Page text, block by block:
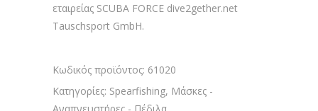
εταιρείας SCUBA FORCE dive2gether.net
Tauschsport GmbH.
Κωδικός προϊόντος: 61020
Κατηγορίες: Spearfishing, Μάσκες -
Αναπνευστήρες - Πέδιλα